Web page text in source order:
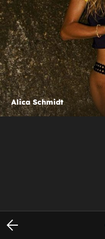
Alica Schmidt